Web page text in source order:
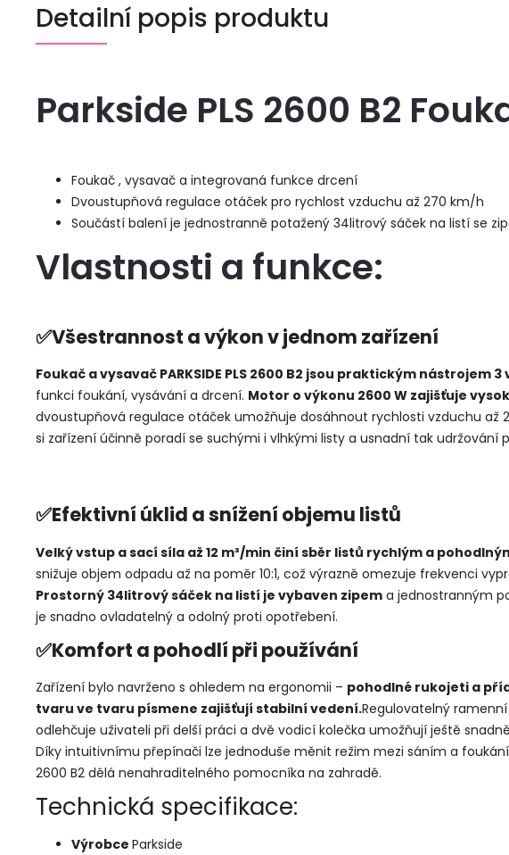
Detailní popis produktu
Parkside PLS 2600 B2
Foukač , vysavač a integrovaná funkce drcení
Dvoustupňová regulace otáček pro rychlost vzduchu až 270 km/h
Součástí balení je jednostranně potažený 34litrový sáček na listí se
Vlastnosti a funkce:
✅Všestrannost a výkon v jednom zařízení
Foukač a vysavač PARKSIDE PLS 2600 B2 jsou praktickým nástrojem 3
funkci foukání, vysávání a drcení. Motor o výkonu 2600 W zajišťuje
dvoustupňová regulace otáček umožňuje dosáhnout rychlosti vzduchu až
si zařízení účinně poradí se suchými i vlhkými listy a usnadní tak udržování
✅Efektivní úklid a snížení objemu listů
Velký vstup a sací síla až 12 m³/min činí sběr listů rychlým a
snižuje objem odpadu až na poměr 10:1, což výrazně omezuje frekvenci
Prostorný 34litrový sáček na listí je vybaven zipem a jednostranným
je snadno ovladatelný a odolný proti opotřebení.
✅Komfort a pohodlí při používání
Zařízení bylo navrženo s ohledem na ergonomii – pohodlné rukojeti a
tvaru ve tvaru písmene zajišťují stabilní vedení.Regulovatelný
odlehčuje uživateli při delší práci a dvě vodicí kolečka umožňují ještě
Díky intuitivnímu přepínači lze jednoduše měnit režim mezi sáním a
2600 B2 dělá nenahraditelného pomocníka na zahradě.
Technická specifikace:
Výrobce Parkside